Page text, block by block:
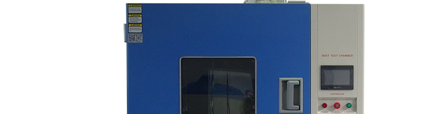
Horno industrial para las baterías
Cámara de congelación industrial
Cámara de humedad de temperatura
personalizada de doble puerta